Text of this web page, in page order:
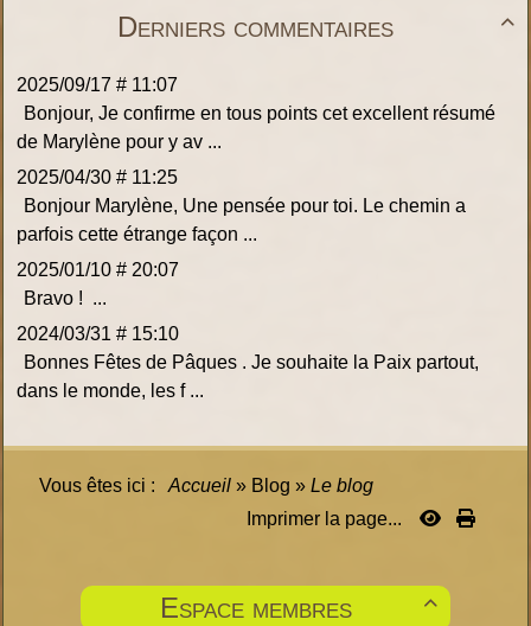

Derniers commentaires
2025/09/17 # 11:07
Bonjour, Je confirme en tous points cet excellent résumé
de Marylène pour y av ...
2025/04/30 # 11:25
Bonjour Marylène, Une pensée pour toi. Le chemin a
parfois cette étrange façon ...
2025/01/10 # 20:07
Bravo ! ...
2024/03/31 # 15:10
Bonnes Fêtes de Pâques . Je souhaite la Paix partout,
dans le monde, les f ...
Vous êtes ici : Accueil » Blog » Le blog
Imprimer la page...

Espace membres